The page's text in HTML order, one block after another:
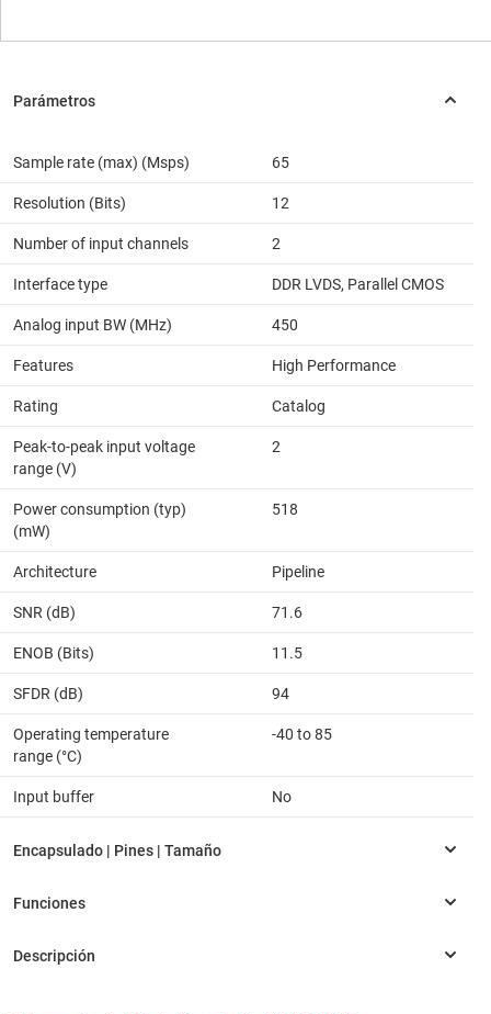
Sample rate (max) (Msps) 65
Resolution (Bits) 12
Number of input channels 2
Interface type DDR LVDS, Parallel CMOS
Analog input BW (MHz) 450
Features High Performance
Rating Catalog
Peak-to-peak input voltage
range (V)
2
Power consumption (typ)
(mW)
518
Architecture Pipeline
SNR (dB) 71.6
ENOB (Bits) 11.5
SFDR (dB) 94
Operating temperature
range (°C)
-40 to 85
Input buffer No